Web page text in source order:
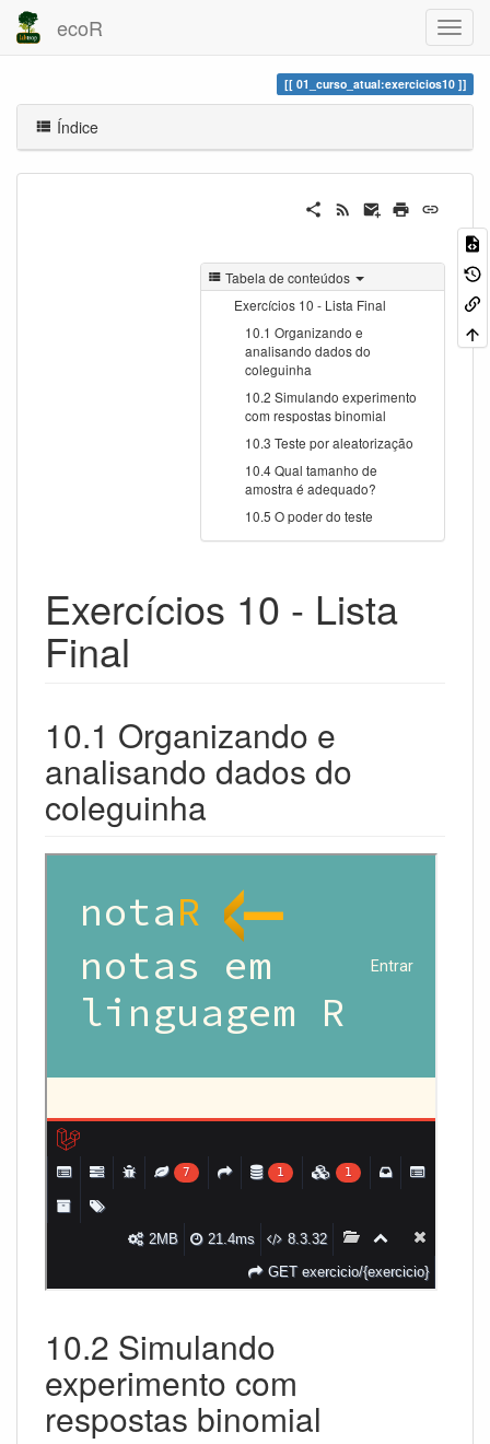
ecoR
01_curso_atual:exercicios10
Índice
Tabela de conteúdos
Exercícios 10 - Lista Final
10.1 Organizando e
analisando dados do
coleguinha
10.2 Simulando experimento
com respostas binomial
10.3 Teste por aleatorização
10.4 Qual tamanho de
amostra é adequado?
10.5 O poder do teste
Exercícios 10 - Lista
Final
10.1 Organizando e
analisando dados do
coleguinha
10.2 Simulando
experimento com
respostas binomial